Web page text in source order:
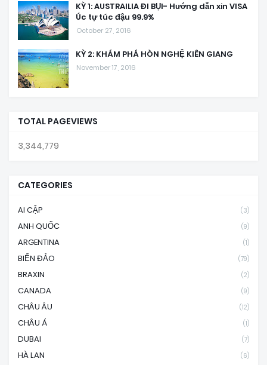
KỲ 1: AUSTRAILIA ĐI BỤI- Hướng dẫn xin VISA
Úc tự túc đậu 99.9%
October 27, 2016
KỲ 2: KHÁM PHÁ HÒN NGHỆ KIÊN GIANG
November 17, 2016
TOTAL PAGEVIEWS
3,344,779
CATEGORIES
AI CẬP (3)
ANH QUỐC (9)
ARGENTINA (1)
BIỂN ĐẢO (79)
BRAXIN (2)
CANADA (9)
CHÂU ÂU (12)
CHÂU Á (1)
DUBAI (7)
HÀ LAN (6)